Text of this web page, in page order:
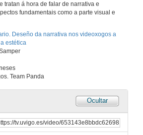
tratan á hora de falar de narrativa e
fundamentais como a parte visual e
Deseño da narrativa nos videoxogos a
estética
Team Panda
Ocultar
5 de out. de 2023
Conferencia
5 de out. de 2023
Deseño de Experiencias Lúdicas de Aprendizaxe a través das Mecánicas de Xogo: unha proposta de modelo para o deseño de videoxogos educativos
Conferencia
5 de out. de 2023